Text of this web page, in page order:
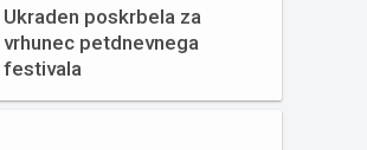
Ukraden poskrbela za
vrhunec petdnevnega
festivala